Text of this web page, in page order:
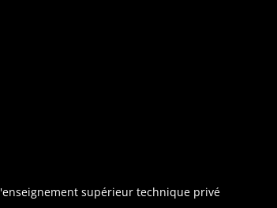
supérieur technique privé